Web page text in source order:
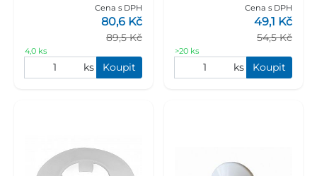
Cena s DPH
89,5 Kč
80,6 Kč
4,0 ks
ks Koupit
Cena s DPH
54,5 Kč
49,1 Kč
>20 ks
ks Koupit